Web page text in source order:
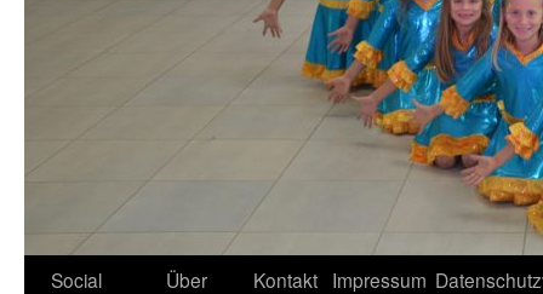
Social
Über
Kontakt Impressum